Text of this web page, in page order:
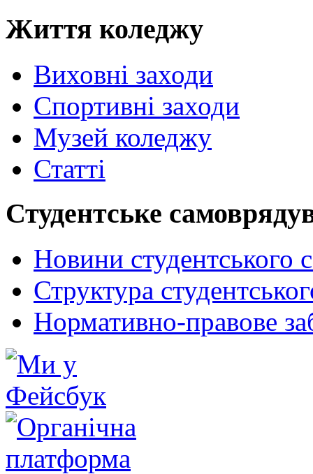
Життя коледжу
Виховні заходи
Спортивні заходи
Музей коледжу
Статті
Студентське
Новини студентського
Структура
Нормативно-правове